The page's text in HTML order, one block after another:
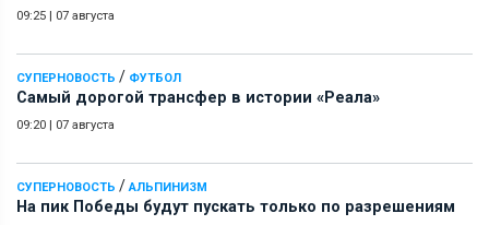
09:25 | 07 августа
СУПЕРНОВОСТЬ / ФУТБОЛ
Самый дорогой трансфер в истории «Реала»
09:20 | 07 августа
СУПЕРНОВОСТЬ / АЛЬПИНИЗМ
На пик Победы будут пускать только по разрешениям